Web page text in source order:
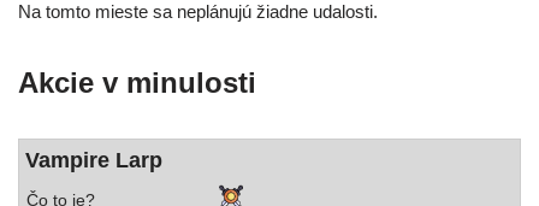
Na tom­to mies­te sa neplá­nu­jú žiad­ne udalosti.
Akcie v minulosti
Vampire Larp